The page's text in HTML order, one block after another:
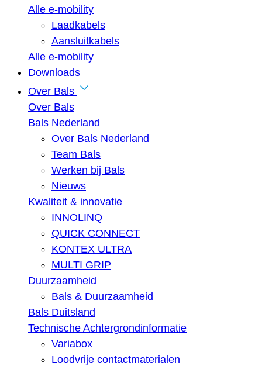
Alle e-mobility
Laadkabels
Aansluitkabels
Alle e-mobility
Downloads
Over Bals
Over Bals
Bals Nederland
Over Bals Nederland
Team Bals
Werken bij Bals
Nieuws
Kwaliteit & innovatie
INNOLINQ
QUICK CONNECT
KONTEX ULTRA
MULTI GRIP
Duurzaamheid
Bals & Duurzaamheid
Bals Duitsland
Technische Achtergrondinformatie
Variabox
Loodvrije contactmaterialen